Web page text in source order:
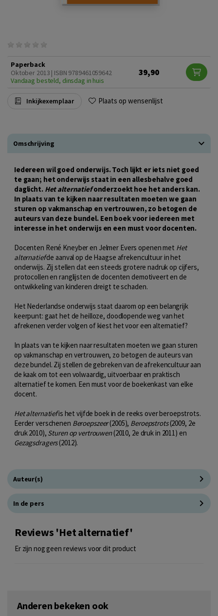
Paperback
Oktober 2013 | ISBN 9789461059642
Vandaag besteld, dinsdag in huis
39,90
Inkijkexemplaar Plaats op wensenlijst
Omschrijving
Iedereen wil goed onderwijs. Toch lijkt er iets niet goed
te gaan; het onderwijs staat in een allesbehalve goed
daglicht. Het alternatiefonderzoekt hoe het anders kan.
In plaats van te kijken naar resultaten moeten we gaan
sturen op vakmanschap en vertrouwen, zo betogen de
auteurs van deze bundel. Een boek voor iedereen met
interesse in het onderwijs en een must voor docenten.
Docenten René Kneyber en Jelmer Evers openen met Het
alternatiefde aanval op de Haagse afrekencultuur in het
onderwijs. Zij stellen dat een steeds grotere nadruk op cijfers,
protocollen en ranglijsten de docenten demotiveert en de
ontwikkeling van kinderen dreigt te schaden.
Het Nederlandse onderwijs staat daarom op een belangrijk
keerpunt: gaat het de heilloze, doodlopende weg van het
afrekenen verder volgen of kiest het voor een alternatief?
In plaats van te kijken naar resultaten moeten we gaan sturen
op vakmanschap en vertrouwen, zo betogen de auteurs van
deze bundel. Zij stellen de gebreken van de afrekencultuur aan
de kaak om tot een volwaardig, uitvoerbaar en praktisch
alternatief te komen. Een must voor de boekenkast van elke
docent.
Het alternatiefis het vijfde boek in de reeks over beroepstrots.
Eerder verschenen Beroepszeer(2005), Beroepstrots(2009, 2e
druk 2010), Sturen op vertrouwen(2010, 2e druk in 2011) en
Gezagsdragers(2012).
Auteur(s)
In de pers
Reviews 'Het alternatief'
Er zijn nog geen reviews voor dit product
Anderen bekeken ook